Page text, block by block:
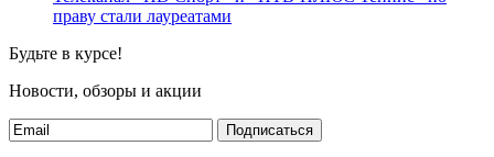
праву стали лауреатами
Будьте в курсе!
Новости, обзоры и акции
Подписаться